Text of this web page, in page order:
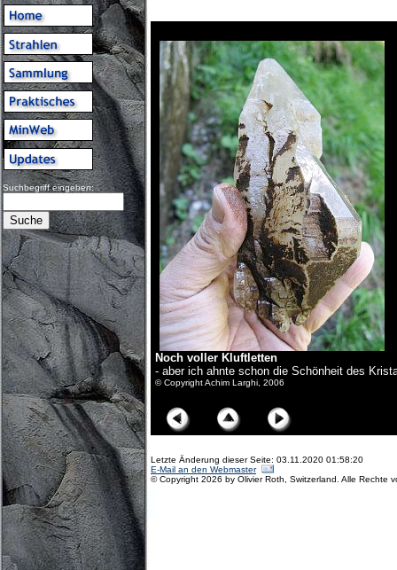
Suchbegriff eingeben:
Noch voller Kluftletten
- aber ich ahnte schon die Schönheit des
© Copyright Achim Larghi, 2006
Letzte Änderung dieser Seite: 03.11.2020 01:58:20
E-Mail an den Webmaster
© Copyright 2026 by Olivier Roth, Switzerland. Alle Rechte